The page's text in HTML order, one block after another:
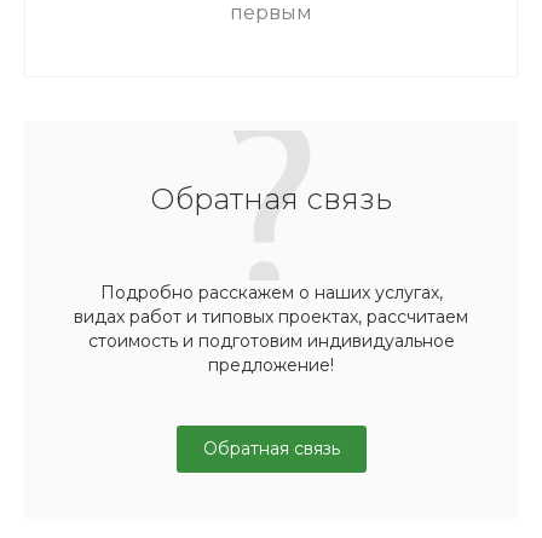
первым
Обратная связь
Подробно расскажем о наших услугах,
видах работ и типовых проектах, рассчитаем
стоимость и подготовим индивидуальное
предложение!
Обратная связь